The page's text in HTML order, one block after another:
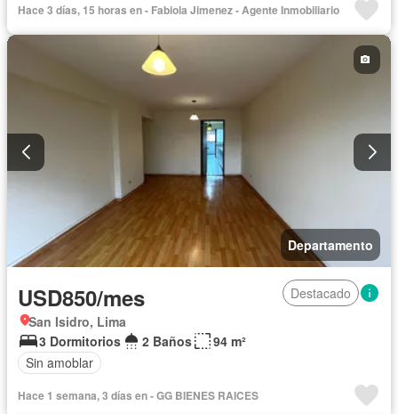
Hace 3 días, 15 horas en - Fabiola Jimenez - Agente Inmobiliario
Departamento
USD850/mes
Destacado
San Isidro, Lima
3 Dormitorios
2 Baños
94 m²
Sin amoblar
Hace 1 semana, 3 días en - GG BIENES RAICES